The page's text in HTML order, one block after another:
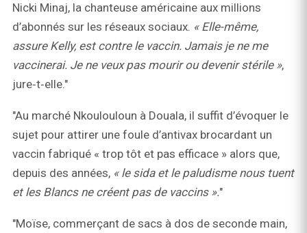
Nicki Minaj, la chanteuse américaine aux millions
d’abonnés sur les réseaux sociaux. « Elle-même,
assure Kelly, est contre le vaccin. Jamais je ne me
vaccinerai. Je ne veux pas mourir ou devenir stérile »,
jure‑t‑elle."
"Au marché Nkoulouloun à Douala, il suffit d’évoquer le
sujet pour attirer une foule d’antivax brocardant un
vaccin fabriqué « trop tôt et pas efficace » alors que,
depuis des années, « le sida et le paludisme nous tuent
et les Blancs ne créent pas de vaccins »."
"Moïse, commerçant de sacs à dos de seconde main,